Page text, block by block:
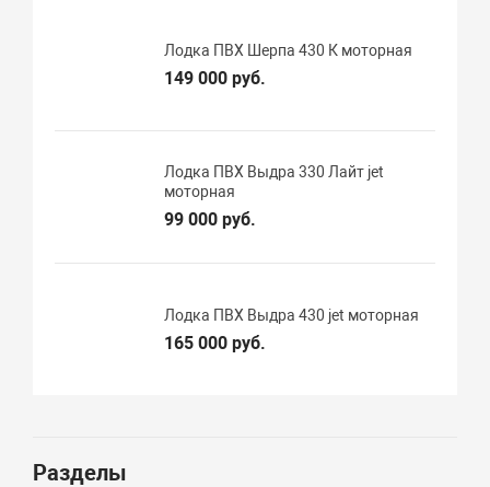
Лодка ПВХ Шерпа 430 К моторная
149 000 руб.
Лодка ПВХ Выдра 330 Лайт jet
моторная
99 000 руб.
Лодка ПВХ Выдра 430 jet моторная
165 000 руб.
Разделы